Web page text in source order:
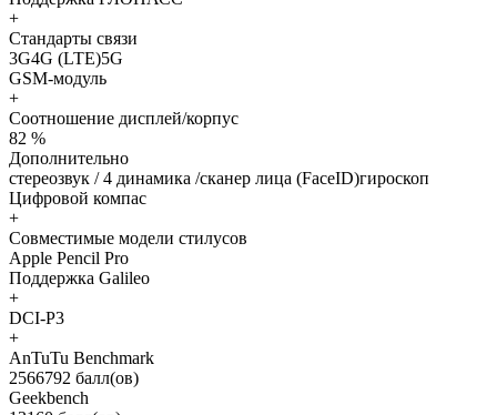
+
Стандарты связи
3G4G (LTE)5G
GSM-модуль
+
Соотношение дисплей/корпус
82 %
Дополнительно
стереозвук / 4 динамика /сканер лица (FaceID)гироскоп
Цифровой компас
+
Совместимые модели стилусов
Apple Pencil Pro
Поддержка Galileo
+
DCI-P3
+
AnTuTu Benchmark
2566792 балл(ов)
Geekbench